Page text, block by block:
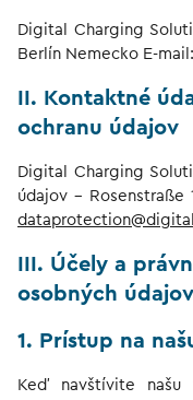
Digital Charging
Berlín Nemecko E-mail:
II. Kontaktné
ochranu údajov
Digital Charging
údajov – Rosenstraße
III. Účely a
osobných údajov
1. Prístup na
Keď navštívite našu